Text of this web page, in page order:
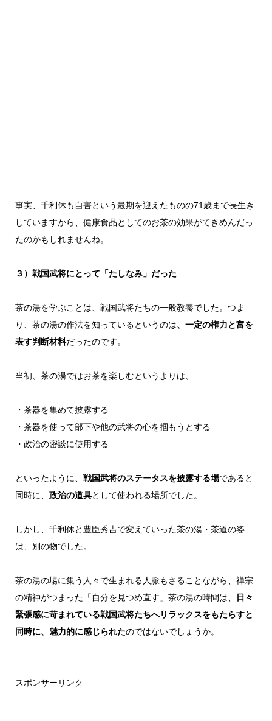
事実、千利休も自害という最期を迎えたものの71歳まで長生き
していますから、健康食品としてのお茶の効果がてきめんだっ
たのかもしれませんね。
３）戦国武将にとって「たしなみ」だった
茶の湯を学ぶことは、戦国武将たちの一般教養でした。つま
り、茶の湯の作法を知っているというのは、一定の権力と富を
表す判断材料だったのです。
当初、茶の湯ではお茶を楽しむというよりは、
・茶器を集めて披露する
・茶器を使って部下や他の武将の心を掴もうとする
・政治の密談に使用する
といったように、 戦国武将のステータスを披露する場であると
同時に、 政治の道具として使われる場所でした。
しかし、千利休と豊臣秀吉で変えていった茶の湯・茶道の姿
は、別の物でした。
茶の湯の場に集う人々で生まれる人脈もさることながら、禅宗
の精神がつまった「自分を見つめ直す」茶の湯の時間は、
日々
緊張感に苛まれている戦国武将たちへリラックスをもたらすと
同時に、魅力的に感じられたのではないでしょうか。
スポンサーリンク